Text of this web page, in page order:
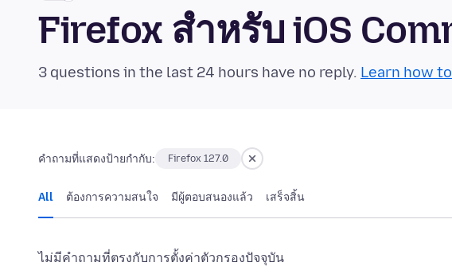
Firefox สำหรับ iOS
3 questions in the last 24 hours have no reply. Learn how
คำถามที่แสดงป้ายกำกับ: Firefox 127.0
All ต้องการความสนใจ มีผู้ตอบสนองแล้ว เสร็จสิ้น
ไม่มีคำถามที่ตรงกับการตั้งค่าตัวกรองปัจจุบัน